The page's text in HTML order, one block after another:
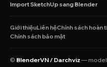
Import SketchUp sang Blender
Giới thiệuLiên hệChính sách hoàn
Chính sách bảo mật
© BlenderVN / Darchviz — model